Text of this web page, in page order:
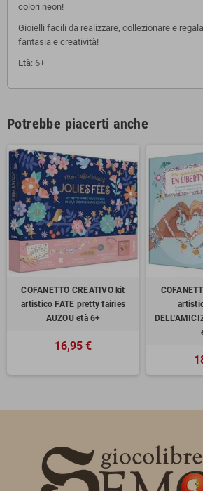
colori neon!
Gioielli facili da realizzare, collezionare e
fantasia e creatività!
Età: 6+
Potrebbe piacerti anche
COFANETTO CREATIVO kit
artistico FATE pretty fairies
AUZOU età 6+
16,95 €